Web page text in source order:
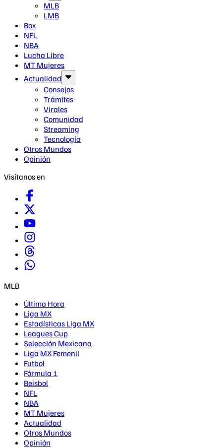
MLB
LMB
Box
NFL
NBA
Lucha Libre
MT Mujeres
Actualidad
Consejos
Trámites
Virales
Comunidad
Streaming
Tecnología
Otros Mundos
Opinión
Visítanos en
MLB
Última Hora
Liga MX
Estadísticas Liga MX
Leagues Cup
Selección Mexicana
Liga MX Femenil
Futbol
Fórmula 1
Beisbol
NFL
NBA
MT Mujeres
Actualidad
Otros Mundos
Opinión